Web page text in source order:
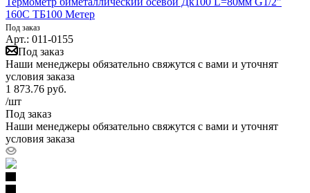
160С ТБ100 Метер
Под заказ
Арт.: 011-0155
Под заказ
Наши менеджеры обязательно свяжутся с вами и уточнят
условия заказа
1 873.76 руб.
/шт
Под заказ
Наши менеджеры обязательно свяжутся с вами и уточнят
условия заказа